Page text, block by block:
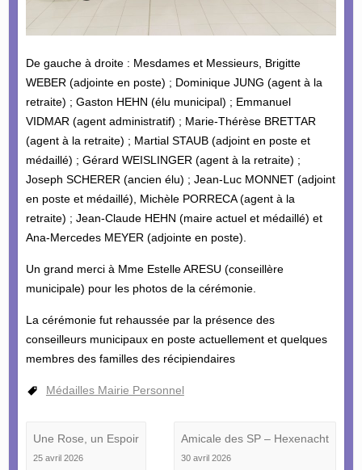
De gauche à droite : Mesdames et Messieurs, Brigitte
WEBER (adjointe en poste) ; Dominique JUNG (agent à la
retraite) ; Gaston HEHN (élu municipal) ; Emmanuel
VIDMAR (agent administratif) ; Marie-Thérèse BRETTAR
(agent à la retraite) ; Martial STAUB (adjoint en poste et
médaillé) ; Gérard WEISLINGER (agent à la retraite) ;
Joseph SCHERER (ancien élu) ; Jean-Luc MONNET (adjoint
en poste et médaillé), Michèle PORRECA (agent à la
retraite) ; Jean-Claude HEHN (maire actuel et médaillé) et
Ana-Mercedes MEYER (adjointe en poste).
Un grand merci à Mme Estelle ARESU (conseillère
municipale) pour les photos de la cérémonie.
La cérémonie fut rehaussée par la présence des
conseilleurs municipaux en poste actuellement et quelques
membres des familles des récipiendaires
Médailles Mairie Personnel
Une Rose, un Espoir
25 avril 2026
Amicale des SP – Hexenacht
30 avril 2026